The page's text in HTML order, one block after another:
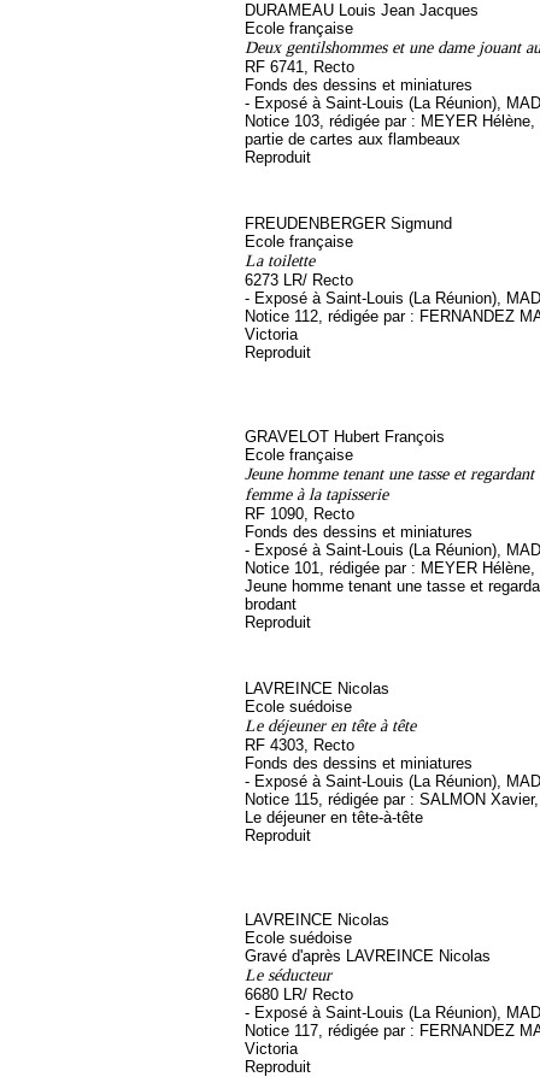
DURAMEAU Louis Jean Jacques
Ecole française
Deux gentilshommes et une dame jouant
RF 6741, Recto
Fonds des dessins et miniatures
- Exposé à Saint-Louis (La Réunion),
Notice 103, rédigée par : MEYER
partie de cartes aux flambeaux
Reproduit
FREUDENBERGER Sigmund
Ecole française
La toilette
6273 LR/ Recto
- Exposé à Saint-Louis (La Réunion),
Notice 112, rédigée par : FERNANDEZ
Victoria
Reproduit
GRAVELOT Hubert François
Ecole française
Jeune homme tenant une tasse et regardant
femme à la tapisserie
RF 1090, Recto
Fonds des dessins et miniatures
- Exposé à Saint-Louis (La Réunion),
Notice 101, rédigée par : MEYER
Jeune homme tenant une tasse et
brodant
Reproduit
LAVREINCE Nicolas
Ecole suédoise
Le déjeuner en tête à tête
RF 4303, Recto
Fonds des dessins et miniatures
- Exposé à Saint-Louis (La Réunion),
Notice 115, rédigée par : SALMON
Le déjeuner en tête-à-tête
Reproduit
LAVREINCE Nicolas
Ecole suédoise
Gravé d'après LAVREINCE Nicolas
Le séducteur
6680 LR/ Recto
- Exposé à Saint-Louis (La Réunion),
Notice 117, rédigée par : FERNANDEZ
Victoria
Reproduit